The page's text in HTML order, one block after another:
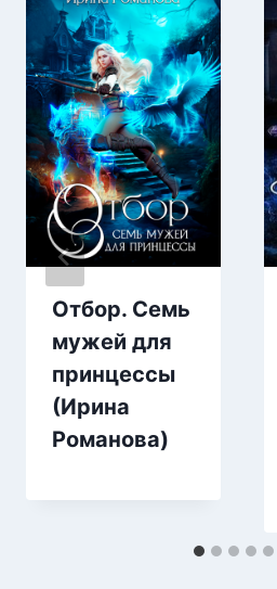
Отбор. Семь
мужей для
принцессы
(Ирина
Романова)